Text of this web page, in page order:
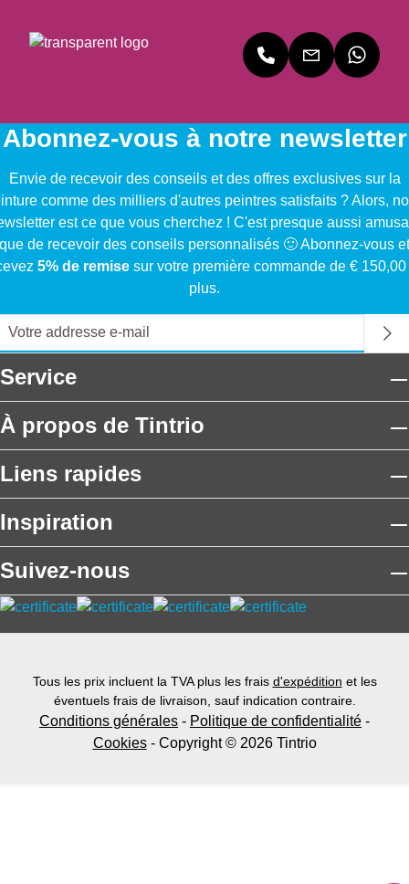
Abonnez-vous à notre newsletter
Envie de recevoir des conseils et des offres exclusives sur la
comme des milliers d'autres peintres satisfaits ? Alors,
est ce que vous cherchez ! C'est presque aussi
que de recevoir des conseils personnalisés 🙂 Abonnez-vous et
5% de remise sur votre première commande de € 150,00
plus.
Service
À propos de Tintrio
Liens rapides
Inspiration
Suivez-nous
Tous les prix incluent la TVA plus les frais d'expédition et les
éventuels frais de livraison, sauf indication contraire.
Conditions générales - Politique de confidentialité -
Cookies- Copyright © 2026 Tintrio